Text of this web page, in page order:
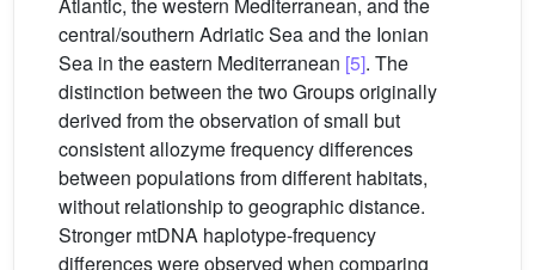
central/southern Adriatic Sea and the Ionian
Sea in the eastern Mediterranean [5]. The
distinction between the two Groups originally
derived from the observation of small but
consistent allozyme frequency differences
between populations from different habitats,
without relationship to geographic distance.
Stronger mtDNA haplotype-frequency
differences were observed when comparing